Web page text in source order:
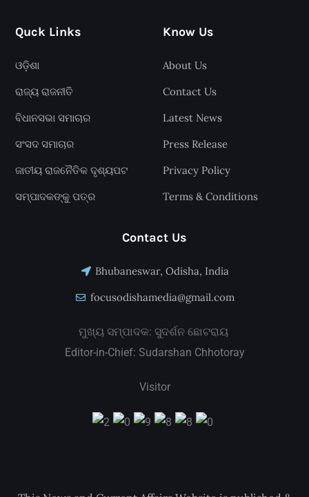
Quck Links
ଓଡ଼ିଶା
ରାଜ୍ୟ ରାଜନୀତି
ବିଧାନସଭା ସମାଚାର
ସଂସଦ ସମାଚାର
ଜାତୀୟ ରାଜନୈତିକ ଦୃଶ୍ୟପଟ
ସମ୍ପାଦକଙ୍କୁ ପତ୍ର
Know Us
About Us
Contact Us
Latest News
Press Release
Privacy Policy
Terms & Conditions
Contact Us
Bhubaneswar, Odisha, India
focusodishamedia@gmail.com
ମୁଖ୍ୟ ସମ୍ପାଦକ: ସୁଦର୍ଶନ ଛୋଟରାୟ
Editor-in-Chief: Sudarshan Chhotoray
Visitor